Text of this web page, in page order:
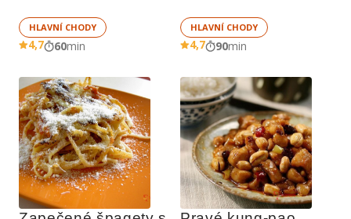
zemlbába
HLAVNÍ CHODY
4,7 60min
HLAVNÍ CHODY
4,7 90min